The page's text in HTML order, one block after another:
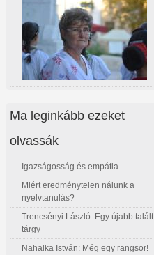
Ma leginkább ezeket
olvassák
Igazságosság és empátia
Miért eredménytelen nálunk a
nyelvtanulás?
Trencsényi László: Egy újabb talált
tárgy
Nahalka István: Még egy rangsor!